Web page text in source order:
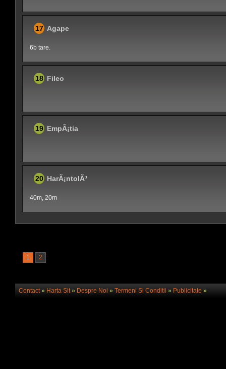
17 Agape
6b tare.
18 Fileo
19 EmpÃ¡tia
20 HarÃ¡ntolÃ³
40m, 20m
1 2
Contact» Harta Sit» Despre Noi » Termeni Si Conditii » Publicitate»